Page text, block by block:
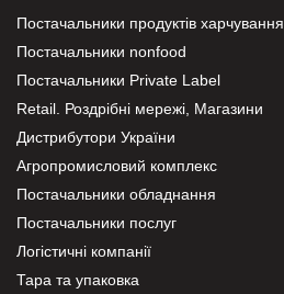
Постачальники продуктів харчування
Постачальники nonfood
Постачальники Private Label
Retail. Роздрібні мережі, Магазини
Дистрибутори України
Агропромисловий комплекс
Постачальники обладнання
Постачальники послуг
Логістичні компанії
Тара та упаковка